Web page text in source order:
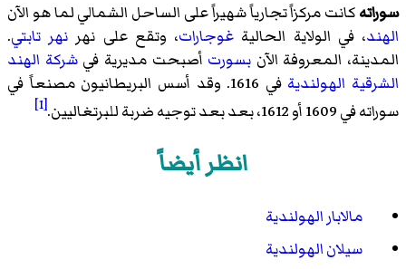
سوراتهكانت مركزاً تجارياً شهيراً على الساحل الشمالي لما هو الآن
الهند، في الولاية الحالية غوجارات، وتقع على نهر نهر تابتي.
المدينة، المعروفة الآن بسورت أصبحت مديرية فيشركة الهند
الشرقية الهولندية
في 1616. وقد أسس البريطانيون مصنعاً في
سوراته في 1609 أو 1612، بعد بعد توجيه ضربة للبرتغاليين.
[1]
انظر أيضاً
مالابار الهولندية
سيلان الهولندية